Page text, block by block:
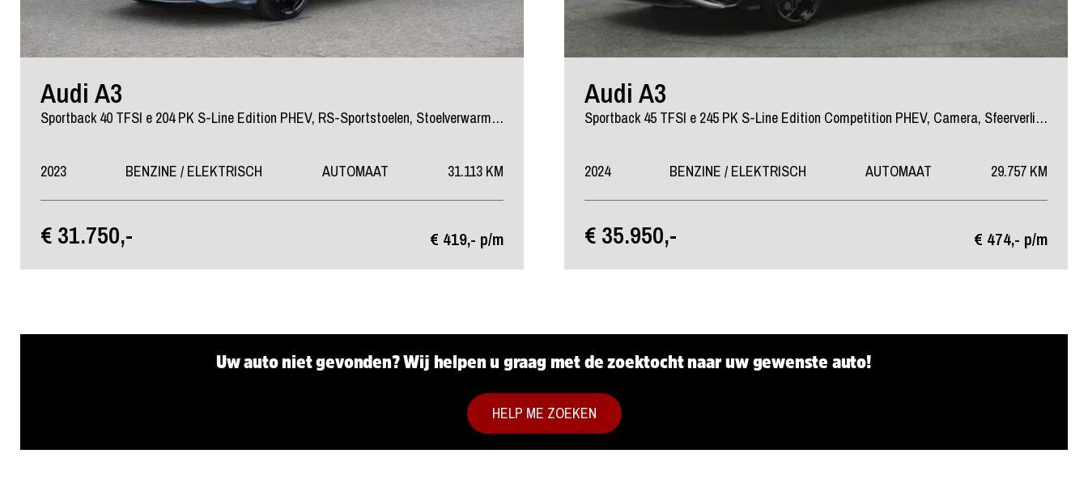
Audi A3
Sportback 40 TFSI e 204 PK S-Line Edition PHEV, RS-Sportstoelen, Stoelverwarming, LED
2023 BENZINE / ELEKTRISCH AUTOMAAT 31.113 KM
€ 31.750,- € 419,- p/m
Audi A3
Sportback 45 TFSI e 245 PK S-Line Edition Competition PHEV, Camera, Sfeerverlichting, RS-Sportstoelen, Winterpakket, Carplay
2024 BENZINE / ELEKTRISCH AUTOMAAT 29.757 KM
€ 35.950,- € 474,- p/m
Uw auto niet gevonden? Wij helpen u graag met de zoektocht naar uw gewenste auto!
HELP ME ZOEKEN